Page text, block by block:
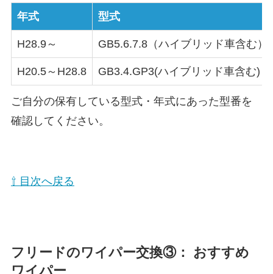
年式 型式
H28.9～ GB5.6.7.8（ハイブリッド車含む）
H20.5～H28.8 GB3.4.GP3(ハイブリッド車含む)
ご自分の保有している型式・年式にあった型番を
確認してください。
⇧ 目次へ戻る
フリードのワイパー交換③： おすすめ